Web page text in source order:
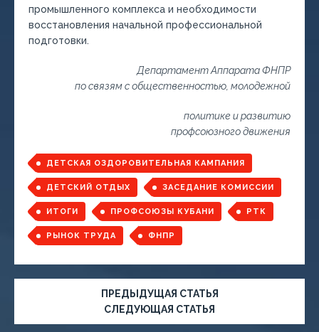
промышленного комплекса и необходимости
восстановления начальной профессиональной
подготовки.
Департамент Аппарата ФНПР
по связям с общественностью, молодежной
политике и развитию
профсоюзного движения
ДЕТСКАЯ ОЗДОРОВИТЕЛЬНАЯ КАМПАНИЯ
ДЕТСКИЙ ОТДЫХ ЗАСЕДАНИЕ КОМИССИИ
ИТОГИ ПРОФСОЮЗЫ КУБАНИ РТК
РЫНОК ТРУДА ФНПР
ПРЕДЫДУЩАЯ СТАТЬЯ
СЛЕДУЮЩАЯ СТАТЬЯ